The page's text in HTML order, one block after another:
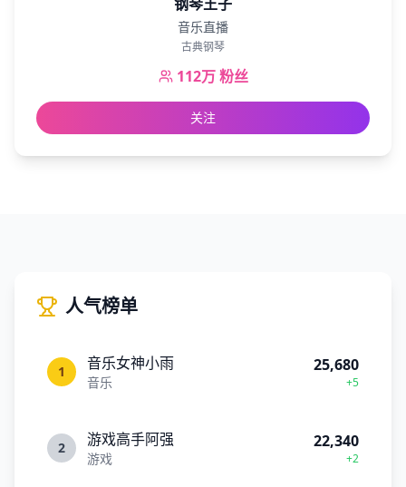
音乐直播
古典钢琴
112万粉丝
关注
人气榜单
1 音乐女神小雨
音乐
25,680
+5
2 游戏高手阿强
游戏
22,340
+2